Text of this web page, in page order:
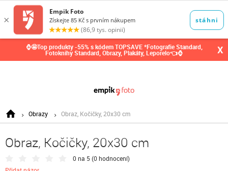
⌚🤩Top produkty -55% s kódem TOPSAVE *Fotografie Standard,
Fotoknihy Standard, Obrazy, Plakáty, Leporelo👈⌚ X
Obrazy Obraz, Kočičky, 20x30 cm
Obraz, Kočičky, 20x30 cm
0 na 5 (0 hodnocení)